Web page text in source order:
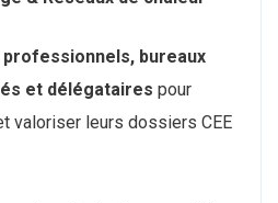
professionnels, bureaux
et délégataires pour
valoriser leurs dossiers CEE